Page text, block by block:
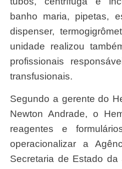
banho maria, pipetas,
dispenser,
unidade realizou
profissionais
transfusionais.
Segundo a gerente do Hemorrede, Mariamalia
Newton Andrade, o
reagentes e
operacionalizar a
Secretaria de Estado